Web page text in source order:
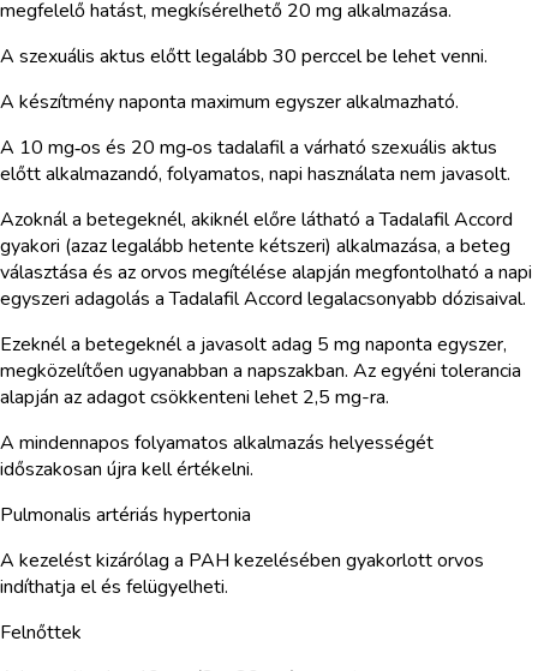
megfelelő hatást, megkísérelhető 20 mg alkalmazása.
A szexuális aktus előtt legalább 30 perccel be lehet venni.
A készítmény naponta maximum egyszer alkalmazható.
A 10 mg‑os és 20 mg‑os tadalafil a várható szexuális aktus
előtt alkalmazandó, folyamatos, napi használata nem javasolt.
Azoknál a betegeknél, akiknél előre látható a Tadalafil Accord
gyakori (azaz legalább hetente kétszeri) alkalmazása, a beteg
választása és az orvos megítélése alapján megfontolható a napi
egyszeri adagolás a Tadalafil Accord legalacsonyabb dózisaival.
Ezeknél a betegeknél a javasolt adag 5 mg naponta egyszer,
megközelítően ugyanabban a napszakban. Az egyéni tolerancia
alapján az adagot csökkenteni lehet 2,5 mg-ra.
A mindennapos folyamatos alkalmazás helyességét
időszakosan újra kell értékelni.
Pulmonalis artériás hypertonia
A kezelést kizárólag a PAH kezelésében gyakorlott orvos
indíthatja el és felügyelheti.
Felnőttek